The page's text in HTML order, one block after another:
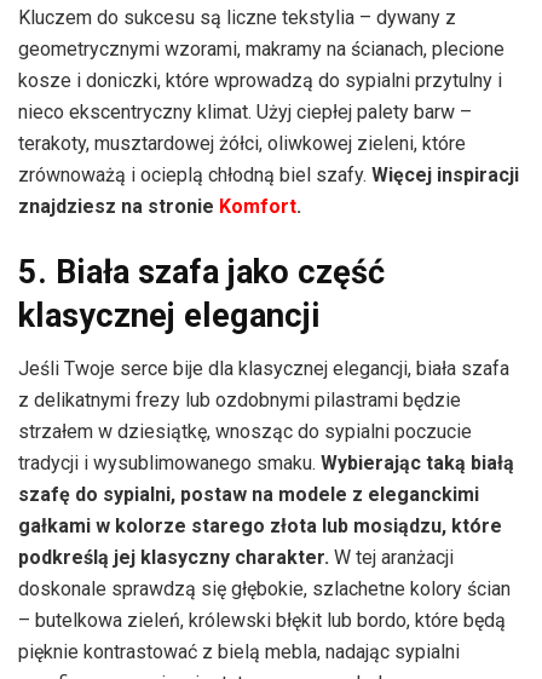
Kluczem do sukcesu są liczne tekstylia – dywany z
geometrycznymi wzorami, makramy na ścianach, plecione
kosze i doniczki, które wprowadzą do sypialni przytulny i
nieco ekscentryczny klimat. Użyj ciepłej palety barw –
terakoty, musztardowej żółci, oliwkowej zieleni, które
zrównoważą i ocieplą chłodną biel szafy. Więcej inspiracji
znajdziesz na stronie Komfort.
5. Biała szafa jako część
klasycznej elegancji
Jeśli Twoje serce bije dla klasycznej elegancji, biała szafa
z delikatnymi frezy lub ozdobnymi pilastrami będzie
strzałem w dziesiątkę, wnosząc do sypialni poczucie
tradycji i wysublimowanego smaku. Wybierając taką białą
szafę do sypialni, postaw na modele z eleganckimi
gałkami w kolorze starego złota lub mosiądzu, które
podkreślą jej klasyczny charakter. W tej aranżacji
doskonale sprawdzą się głębokie, szlachetne kolory ścian
– butelkowa zieleń, królewski błękit lub bordo, które będą
pięknie kontrastować z bielą mebla, nadając sypialni